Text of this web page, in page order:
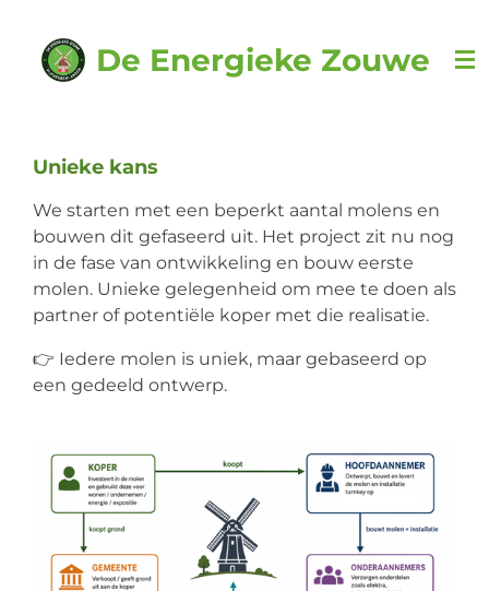
direct
naar
De Energieke Zouwe
Unieke kans
We starten met een beperkt aantal molens en
bouwen dit gefaseerd uit. Het project zit nu nog
in de fase van ontwikkeling en bouw eerste
molen. Unieke gelegenheid om mee te doen als
partner of potentiële koper met die realisatie.
👉 Iedere molen is uniek, maar gebaseerd op
een gedeeld ontwerp.